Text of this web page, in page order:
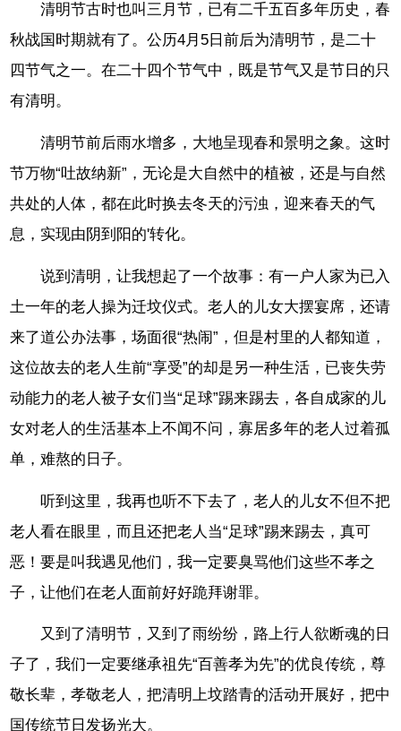
清明节古时也叫三月节，已有二千五百多年历史，春
秋战国时期就有了。公历4月5日前后为清明节，是二十
四节气之一。在二十四个节气中，既是节气又是节日的只
有清明。
清明节前后雨水增多，大地呈现春和景明之象。这时
节万物“吐故纳新”，无论是大自然中的植被，还是与自然
共处的人体，都在此时换去冬天的污浊，迎来春天的气
息，实现由阴到阳的'转化。
说到清明，让我想起了一个故事：有一户人家为已入
土一年的老人操为迁坟仪式。老人的儿女大摆宴席，还请
来了道公办法事，场面很“热闹”，但是村里的人都知道，
这位故去的老人生前“享受”的却是另一种生活，已丧失劳
动能力的老人被子女们当“足球”踢来踢去，各自成家的儿
女对老人的生活基本上不闻不问，寡居多年的老人过着孤
单，难熬的日子。
听到这里，我再也听不下去了，老人的儿女不但不把
老人看在眼里，而且还把老人当“足球”踢来踢去，真可
恶！要是叫我遇见他们，我一定要臭骂他们这些不孝之
子，让他们在老人面前好好跪拜谢罪。
又到了清明节，又到了雨纷纷，路上行人欲断魂的日
子了，我们一定要继承祖先“百善孝为先”的优良传统，尊
敬长辈，孝敬老人，把清明上坟踏青的活动开展好，把中
国传统节日发扬光大。